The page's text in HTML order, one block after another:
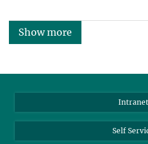
Show more
Intranet
Self